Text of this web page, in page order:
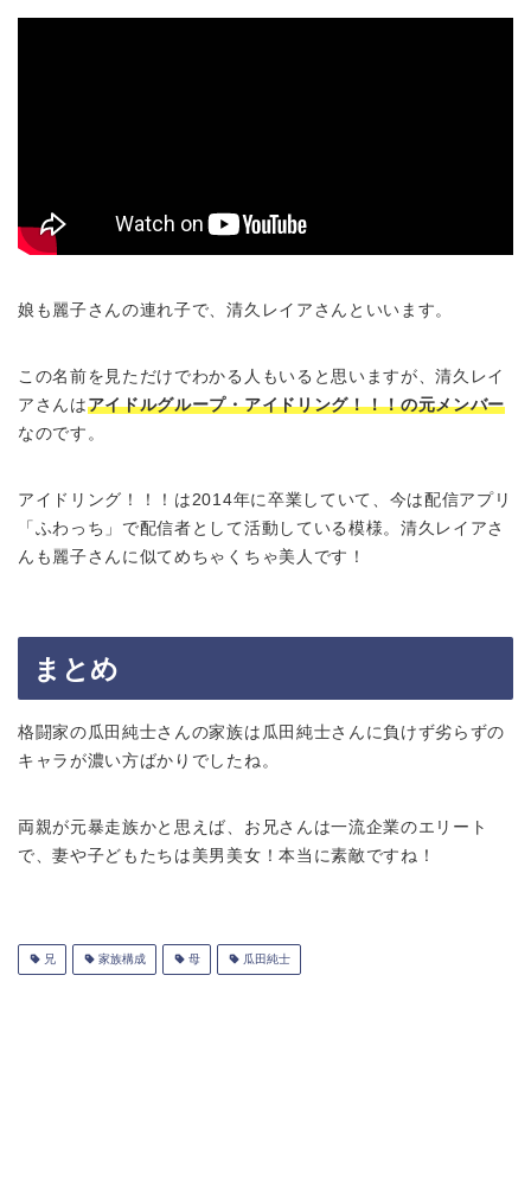
娘も麗子さんの連れ子で、清久レイアさんといいます。
この名前を見ただけでわかる人もいると思いますが、清久レイ
アさんはアイドルグループ・アイドリング！！！の元メンバー
なのです。
アイドリング！！！は2014年に卒業していて、今は配信アプリ
「ふわっち」で配信者として活動している模様。清久レイアさ
んも麗子さんに似てめちゃくちゃ美人です！
まとめ
格闘家の瓜田純士さんの家族は瓜田純士さんに負けず劣らずの
キャラが濃い方ばかりでしたね。
両親が元暴走族かと思えば、お兄さんは一流企業のエリート
で、妻や子どもたちは美男美女！本当に素敵ですね！
兄 家族構成 母 瓜田純士